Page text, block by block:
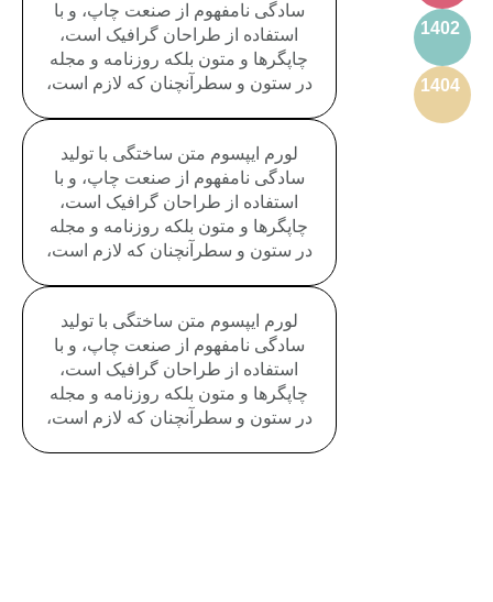
1402
1404
سادگی نامفهوم از صنعت چاپ، و با
استفاده از طراحان گرافیک است،
چاپگرها و متون بلکه روزنامه و مجله
در ستون و سطرآنچنان که لازم است،
لورم ایپسوم متن ساختگی با تولید
سادگی نامفهوم از صنعت چاپ، و با
استفاده از طراحان گرافیک است،
چاپگرها و متون بلکه روزنامه و مجله
در ستون و سطرآنچنان که لازم است،
لورم ایپسوم متن ساختگی با تولید
سادگی نامفهوم از صنعت چاپ، و با
استفاده از طراحان گرافیک است،
چاپگرها و متون بلکه روزنامه و مجله
در ستون و سطرآنچنان که لازم است،